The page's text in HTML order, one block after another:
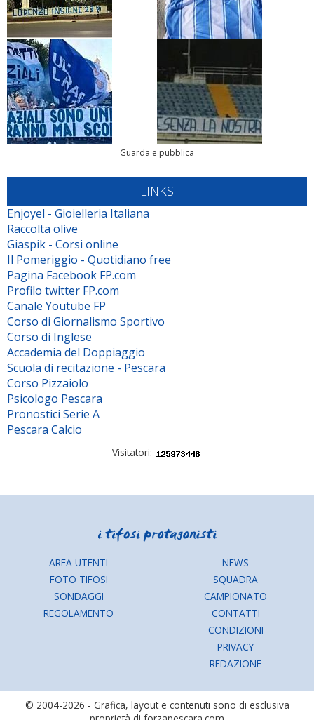
Guarda e pubblica
LINKS
Enjoyel - Gioielleria Italiana
Raccolta olive
Giaspik - Corsi online
Il Pomeriggio - Quotidiano free
Pagina Facebook FP.com
Profilo twitter FP.com
Canale Youtube FP
Corso di Giornalismo Sportivo
Corso di Inglese
Accademia del Doppiaggio
Scuola di recitazione - Pescara
Corso Pizzaiolo
Psicologo Pescara
Pronostici Serie A
Pescara Calcio
Visitatori:
AREA UTENTI
FOTO TIFOSI
SONDAGGI
REGOLAMENTO
NEWS
SQUADRA
CAMPIONATO
CONTATTI
CONDIZIONI
PRIVACY
REDAZIONE
© 2004-2026 - Grafica, layout e contenuti sono di esclusiva